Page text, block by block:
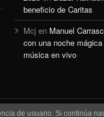
beneficio de Caritas
Mcj en Manuel
con una noche
música en vivo
de usuario. Si continúa